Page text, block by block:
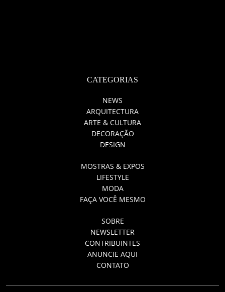
CATEGORIAS
NEWS
ARQUITECTURA
ARTE & CULTURA
DECORAÇÃO
DESIGN
MOSTRAS & EXPOS
LIFESTYLE
MODA
FAÇA VOCÊ MESMO
SOBRE
NEWSLETTER
CONTRIBUINTES
ANUNCIE AQUI
CONTATO